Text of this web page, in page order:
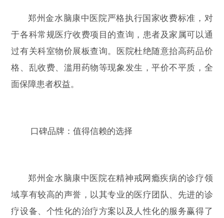
郑州金水脑康中医院严格执行国家收费标准，对
于各科常规医疗收费项目的查询，患者及家属可以通
过有关科室物价展板查询。医院杜绝随意抬高药品价
格、乱收费、滥用药物等现象发生，平价不平质，全
面保障患者权益。
口碑品牌：值得信赖的选择
郑州金水脑康中医院在精神戒网瘾疾病的诊疗领
域享有较高的声誉，以其专业的医疗团队、先进的诊
疗设备、个性化的治疗方案以及人性化的服务赢得了